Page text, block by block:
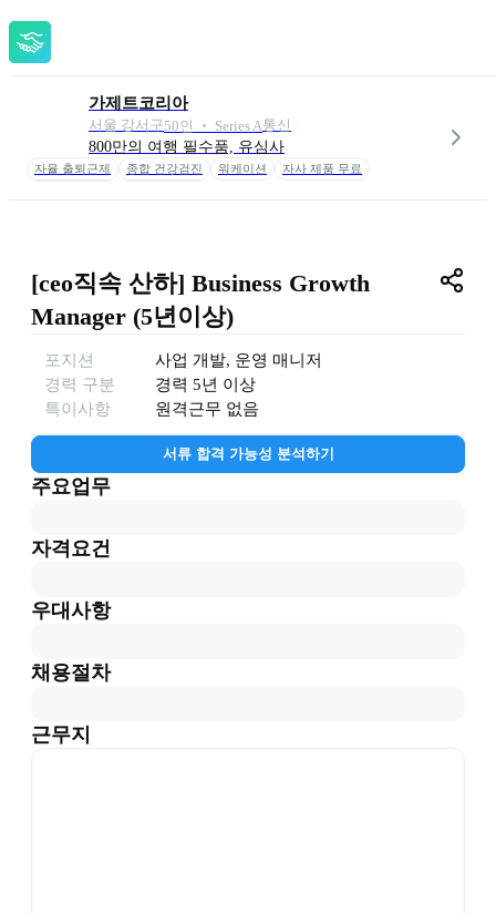
가제트코리아
서울 강서구50인 ‧ Series A통신
800만의 여행 필수품, 유심사
자율 출퇴근제 종합 건강검진 워케이션
자사 제품 무료
[ceo직속 산하] Business Growth
Manager (5년이상)
포지션 사업 개발, 운영 매니저
경력 구분
경력 5년 이상
특이사항
원격근무 없음
서류 합격 가능성 분석하기
주요업무
자격요건
우대사항
채용절차
근무지